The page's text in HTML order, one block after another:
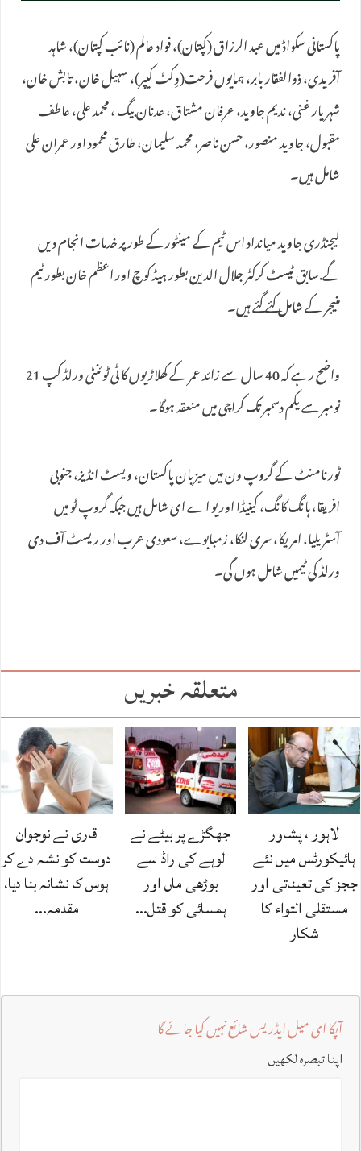
پاکستانی سکواڈ میں عبد الرزاق (کپتان)، فواد عالم (نائب کپتان)، شاہد
آفریدی، ذوالفقار بابر، ہمایوں فرحت(وِکٹ کیپر)، سہیل خان، تابش خان،
شہریار غنی، ندیم جاوید، عرفان مشتاق، عدنان بیگ ، محمد علی، عاطف
مقبول، جاوید منصور، حسن ناصر، محمد سلیمان، طارق محمود اور عمران علی
شامل ہیں۔
لیجنڈری جاوید میانداد اس ٹیم کے مینٹور کے طور پر خدمات انجام دیں
گے.سابق ٹیسٹ کرکٹر جلال الدین بطور ہیڈ کوچ اور اعظم خان بطور ٹیم
منیجر کے شامل کئے گئے ہیں۔
واضح رہے کہ 40 سال سے زائد عمر کے کھلاڑیوں کا ٹی ٹوئنٹی ورلڈ کپ 21
نومبر سے یکم دسمبر تک کراچی میں منعقد ہوگا۔
ٹورنامنٹ کے گروپ ون میں میزبان پاکستان، ویسٹ انڈیز، جنوبی
افریقا، ہانگ کانگ، کینیڈا اور یو اے ای شامل ہیں جبکہ گروپ ٹو میں
آسٹریلیا، امریکا، سری لنکا، زمبابوے، سعودی عرب اور ریسٹ آف دی
ورلڈ کی ٹیمیں شامل ہوں گی۔
متعلقہ خبریں
لاہور ، پشاور
ہائیکورٹس میں نئے
ججز کی تعیناتی اور
مستقلی التواء کا
شکار
جھگڑے پر بیٹے نے
لوہے کی راڈ سے
بوڑھی ماں اور
ہمسائی کو قتل…
قاری نے نوجوان
دوست کو نشہ دے کر
ہوس کا نشانہ بنا دیا،
مقدمہ…
آپکا ای میل ایڈریس شائع نہیں کیا جائے گا
اپنا تبصرہ لکھیں